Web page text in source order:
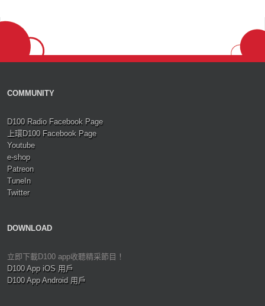
COMMUNITY
D100 Radio Facebook Page
上環D100 Facebook Page
Youtube
e-shop
Patreon
TuneIn
Twitter
DOWNLOAD
立即下載D100 app收聽精采節目！
D100 App iOS 用戶
D100 App Android 用戶